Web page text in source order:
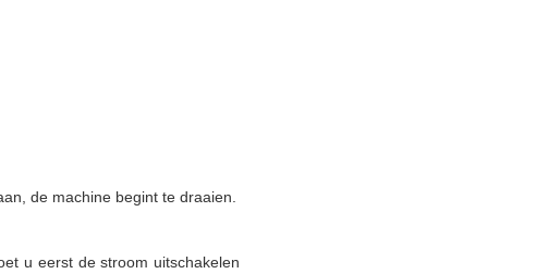
de machine begint te draaien.
u eerst de stroom uitschakelen